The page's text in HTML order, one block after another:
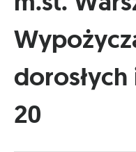
20